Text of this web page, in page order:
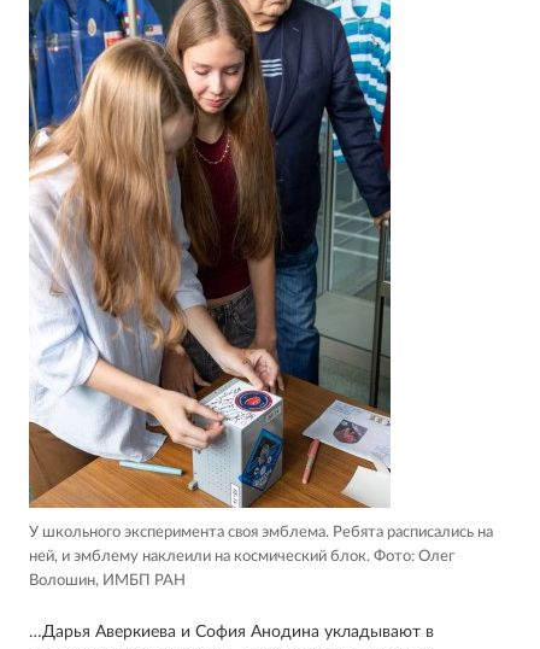
У школьного эксперимента своя эмблема. Ребята расписались на
ней, и эмблему наклеили на космический блок. Фото: Олег
Волошин, ИМБП РАН
…Дарья Аверкиева и София Анодина укладывают в